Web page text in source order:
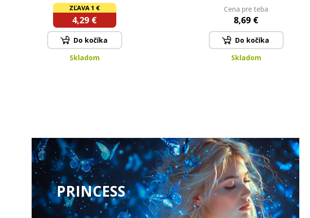
ZĽAVA 1 €
4,29 €
Do kočíka
Skladom
Cena pre teba
8,69 €
Do kočíka
Skladom
PRINCESS